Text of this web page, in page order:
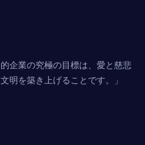
企業の究極の目標は、愛と慈悲
明を築き上げることです。」